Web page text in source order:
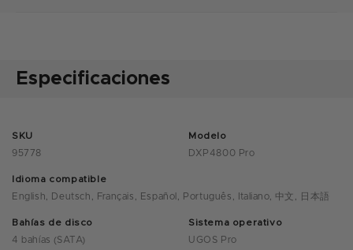
Especificaciones
SKU
95778
Modelo
DXP4800 Pro
Idioma compatible
English, Deutsch, Français, Español, Português, Italiano, 中文, 日本語
Bahías de disco
4 bahías (SATA)
Sistema operativo
UGOS Pro